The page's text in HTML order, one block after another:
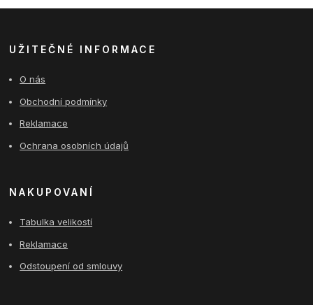
UŽITEČNÉ INFORMACE
O nás
Obchodní podmínky
Reklamace
Ochrana osobních údajů
NAKUPOVANÍ
Tabulka velikostí
Reklamace
Odstoupení od smlouvy